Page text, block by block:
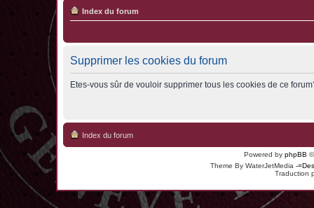
Index du forum
Supprimer les cookies du forum
Etes-vous sûr de vouloir supprimer tous les cookies de ce
Index du forum
Powered by phpBB
Theme By WaterJetMedia -
Traduction